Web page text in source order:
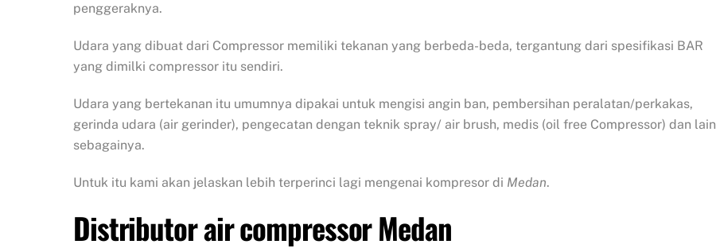
penggeraknya.
Udara yang dibuat dari Compressor memiliki tekanan yang berbeda-beda, tergantung dari spesifikasi BAR
yang dimilki compressor itu sendiri.
Udara yang bertekanan itu umumnya dipakai untuk mengisi angin ban, pembersihan peralatan/perkakas,
gerinda udara (air gerinder), pengecatan dengan teknik spray/ air brush, medis (oil free Compressor) dan lain
sebagainya.
Untuk itu kami akan jelaskan lebih terperinci lagi mengenai kompresor di Medan.
Distributor air compressor Medan